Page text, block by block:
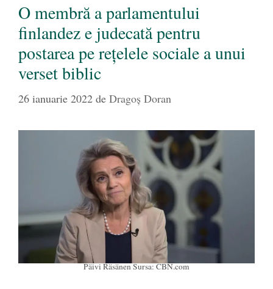
O membră a parlamentului
finlandez e judecată pentru
postarea pe rețelele sociale a unui
verset biblic
26 ianuarie 2022 de Dragoș Doran
Päivi Räsänen Sursa: CBN.com